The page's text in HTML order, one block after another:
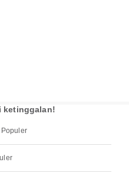
ketinggalan!